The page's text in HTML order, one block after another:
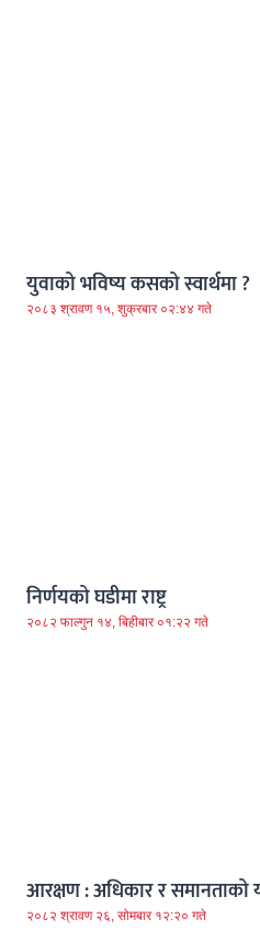
युवाको भविष्य कसको स्वार्थमा ?
२०८३ श्रावण १५, शुक्रबार ०२:४४ गते
निर्णयको घडीमा राष्ट्र
२०८२ फाल्गुन १४, बिहीबार ०१:२२ गते
आरक्षण : अधिकार र समानताको
२०८२ श्रावण २६, सोमबार १२:२० गते